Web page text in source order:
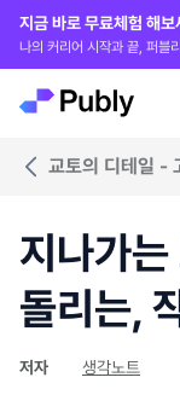
지금 바로 무료체험 해보
나의 커리어 시작과 끝, 퍼블리
교토의 디테일 -
지나가
돌리는,
저자 생각노트